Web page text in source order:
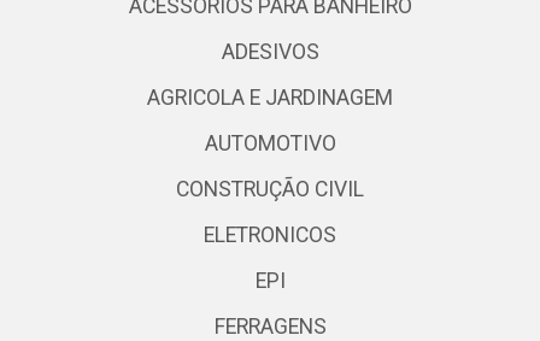
ACESSORIOS PARA BANHEIRO
ADESIVOS
AGRICOLA E JARDINAGEM
AUTOMOTIVO
CONSTRUÇÃO CIVIL
ELETRONICOS
EPI
FERRAGENS